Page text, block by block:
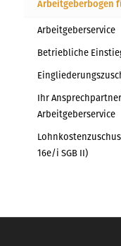
Arbeitgeberbogen
Arbeitgeberservice
Betriebliche
Ihr
Arbeitgeberservice
16e/i SGB II)